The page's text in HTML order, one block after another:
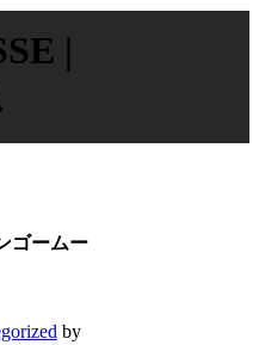
|
ゴームー
by